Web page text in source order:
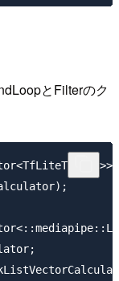
とFilterのク